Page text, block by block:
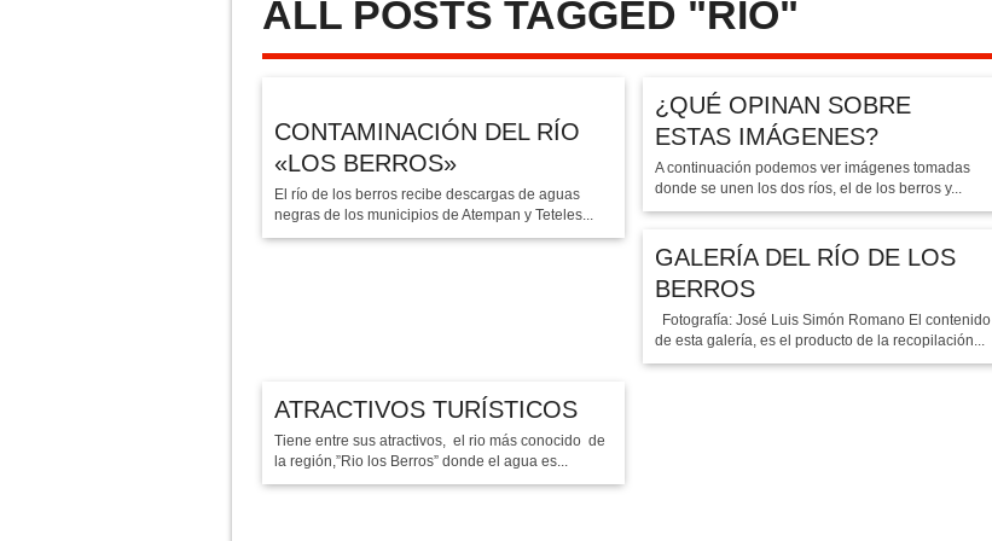
11 ANIVERSARIO – YAONAHUAC.COM.MX
ALL POSTS TAGGED "RÍO"
CONTAMINACIÓN DEL RÍO
«LOS BERROS»
El río de los berros recibe descargas de aguas
negras de los municipios de Atempan y Teteles...
¿QUÉ OPINAN SOBRE
ESTAS IMÁGENES?
A continuación podemos ver imágenes tomadas
donde se unen los dos ríos, el de los berros y...
GALERÍA DEL RÍO DE LOS
BERROS
Fotografía: José Luis Simón Romano El contenido
de esta galería, es el producto de la recopilación...
ATRACTIVOS TURÍSTICOS
Tiene entre sus atractivos, el rio más conocido de
la región,”Rio los Berros” donde el agua es...